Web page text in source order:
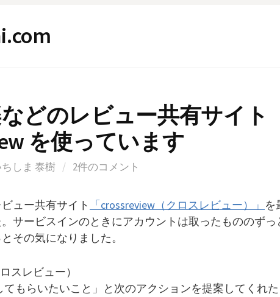
どのレビュー共有サイト
を使っています
しま 泰樹 / 2件のコメント
ュー共有サイト 「crossreview（クロスレビュー）」 を
サービスインのときにアカウントは取ったもののずっ
その気になりました。
てもらいたいこと」と次のアクションを提案してくれた